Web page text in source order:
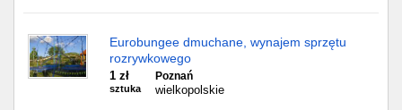
Eurobungee dmuchane, wynajem sprzętu
rozrywkowego
1 zł
sztuka
Poznań
wielkopolskie